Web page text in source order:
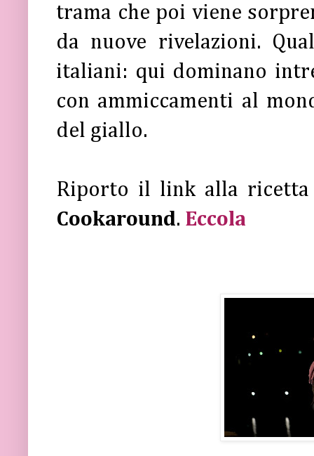
trama che poi viene
da nuove rivelazioni.
italiani: qui dominano
con ammiccamenti al
del giallo.
Riporto il link alla ricetta
Cookaround. Eccola